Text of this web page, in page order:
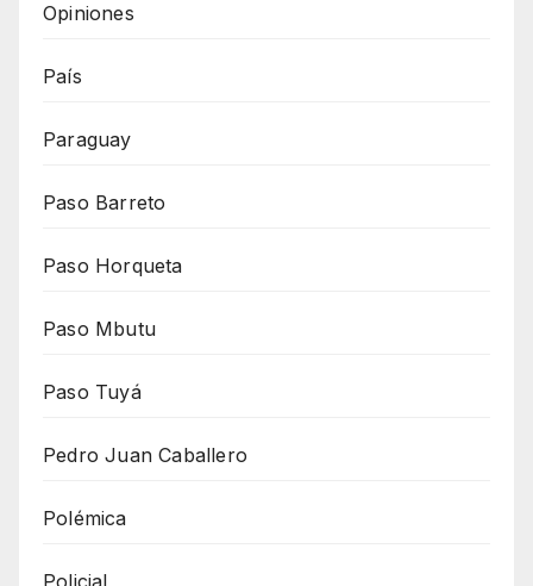
Opiniones
País
Paraguay
Paso Barreto
Paso Horqueta
Paso Mbutu
Paso Tuyá
Pedro Juan Caballero
Polémica